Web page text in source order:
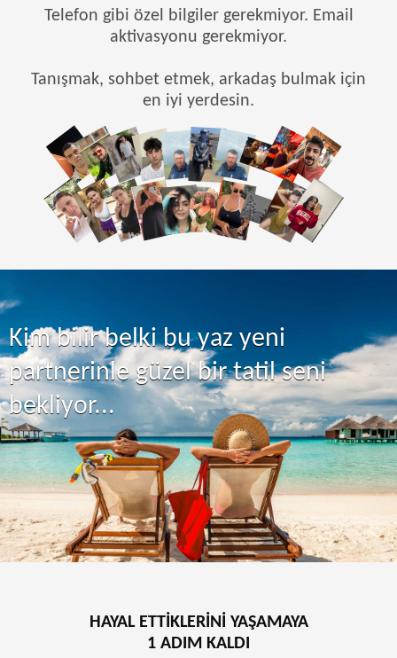
Telefon gibi özel bilgiler gerekmiyor. Email
aktivasyonu gerekmiyor.
Tanışmak, sohbet etmek, arkadaş bulmak için
en iyi yerdesin.
Kim bilir belki bu yaz yeni
partnerinle güzel bir tatil seni
bekliyor...
HAYAL ETTİKLERİNİ YAŞAMAYA
1 ADIM KALDI